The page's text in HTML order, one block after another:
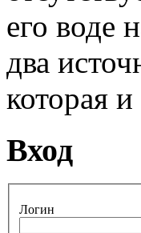
его воде
два
которая и
Вход
Логин